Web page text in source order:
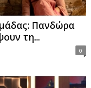
Πανδώρα
τη...
0